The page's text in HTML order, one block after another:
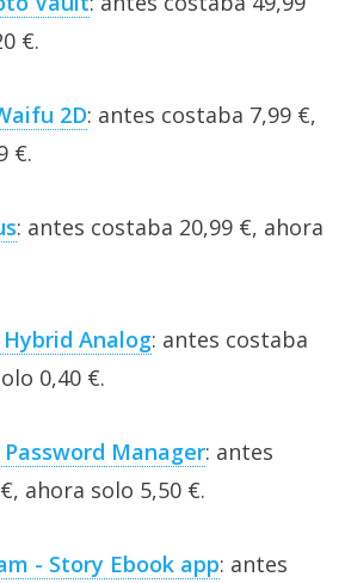
€.
2D: antes costaba 7,99 €,
€.
: antes costaba 20,99 €, ahora
Hybrid Analog: antes costaba
0,40 €.
Manager: antes
ahora solo 5,50 €.
- Story Ebook app: antes